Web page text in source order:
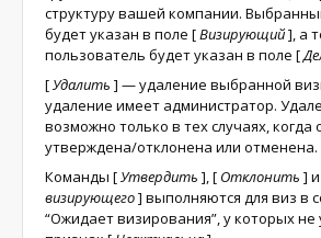
структуру вашей компании.
будет указан в поле [Визирующий], а
пользователь будет указан в поле [
[Удалить ] — удаление выбранной
удаление имеет администратор.
возможно только в тех случаях, когда
утверждена/отклонена или отменена.
Команды [Утвердить ],[ Отклонить ] и
визирующего] выполняются для виз в
“Ожидает визирования”, у которых не